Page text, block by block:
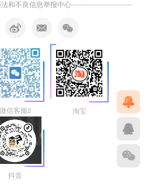
和不良信息举报中心--------------------------
微信客服2 淘宝
抖音